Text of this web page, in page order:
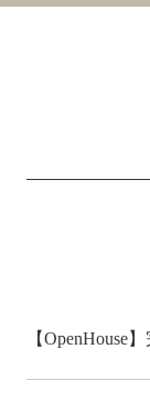
【OpenHouse